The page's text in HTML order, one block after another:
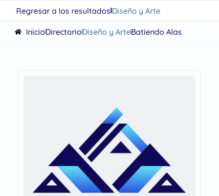
Regresar a los resultadosDiseño y Arte
InicioDirectorioDiseño y ArteBatiendo Alas